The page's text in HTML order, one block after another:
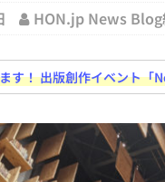
年8月2日 ] EUが生成AIコン
年8月1日 ] 文科省、プログラ
年7月31日 ]
HON.jp News
出版ニュースまとめ 2026.07.31
HON.jp News
す！ 出版創作イベント